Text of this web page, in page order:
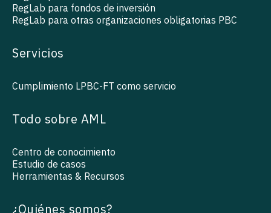
RegLab para fondos de inversión
RegLab para otras organizaciones obligatorias PBC
Servicios
Cumplimiento LPBC-FT como servicio
Todo sobre AML
Centro de conocimiento
Estudio de casos
Herramientas & Recursos
¿Quiénes somos?